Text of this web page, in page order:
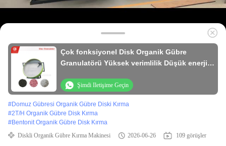
Çok fonksiyonel Disk Organik Gübre
Granulatörü Yüksek verimlilik Düşük enerji
Şimdi Iletişime Geçin
#Domuz Gübresi Organik Gübre Diski Kırma
#2T/H Organik Gübre Disk Kırma
#Bentonit Organik Gübre Disk Kırma
Diskli Organik Gübre Kırma Makinesi
2026-06-26 109 görüşler